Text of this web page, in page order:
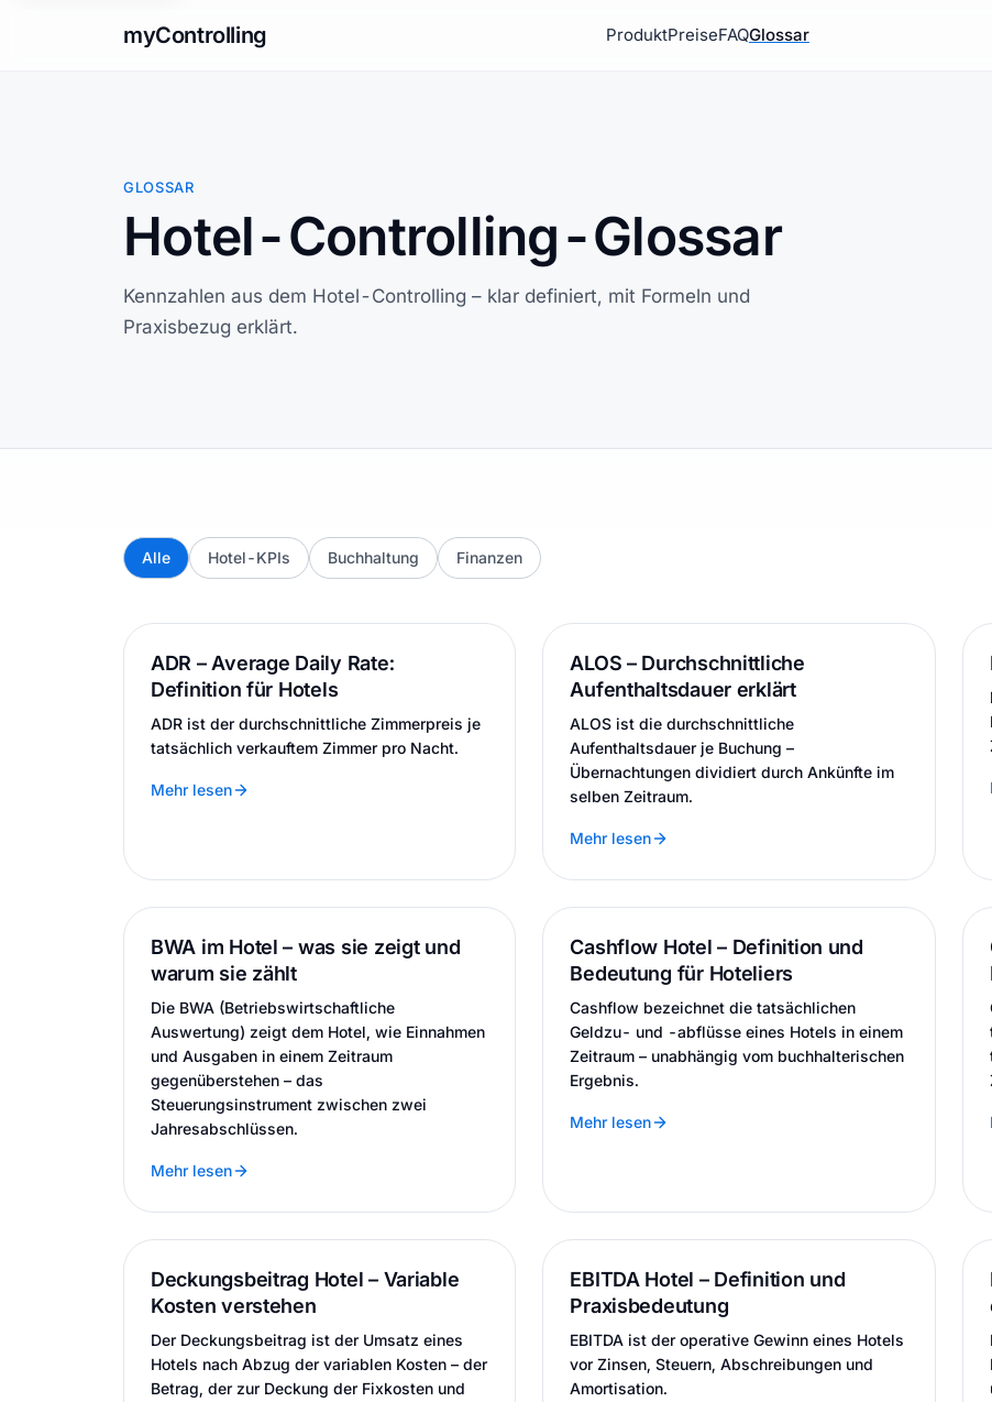
myControlling ProduktPreiseFAQGlossar
GLOSSAR
Hotel-Controlling-Glossar
Kennzahlen aus dem Hotel-Controlling – klar definiert, mit Formeln und
Praxisbezug erklärt.
Alle Hotel-KPIs Buchhaltung Finanzen
ADR – Average Daily Rate:
Definition für Hotels
ADR ist der durchschnittliche Zimmerpreis je
tatsächlich verkauftem Zimmer pro Nacht.
Mehr lesen
ALOS – Durchschnittliche
Aufenthaltsdauer erklärt
ALOS ist die durchschnittliche
Aufenthaltsdauer je Buchung –
Übernachtungen dividiert durch Ankünfte im
selben Zeitraum.
Mehr lesen
BWA im Hotel – was sie zeigt und
warum sie zählt
Die BWA (Betriebswirtschaftliche
Auswertung) zeigt dem Hotel, wie Einnahmen
und Ausgaben in einem Zeitraum
gegenüberstehen – das
Steuerungsinstrument zwischen zwei
Jahresabschlüssen.
Mehr lesen
Cashflow Hotel – Definition und
Bedeutung für Hoteliers
Cashflow bezeichnet die tatsächlichen
Geldzu- und -abflüsse eines Hotels in einem
Zeitraum – unabhängig vom buchhalterischen
Ergebnis.
Mehr lesen
Deckungsbeitrag Hotel – Variable
Kosten verstehen
Der Deckungsbeitrag ist der Umsatz eines
Hotels nach Abzug der variablen Kosten – der
Betrag, der zur Deckung der Fixkosten und
EBITDA Hotel – Definition und
Praxisbedeutung
EBITDA ist der operative Gewinn eines Hotels
vor Zinsen, Steuern, Abschreibungen und
Amortisation.